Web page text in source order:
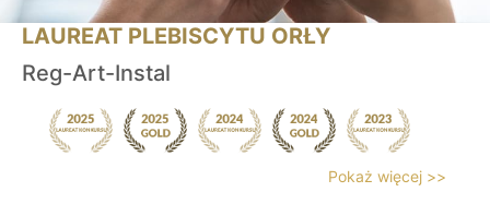
LAUREAT PLEBISCYTU ORŁY
Reg-Art-Instal
Pokaż więcej >>